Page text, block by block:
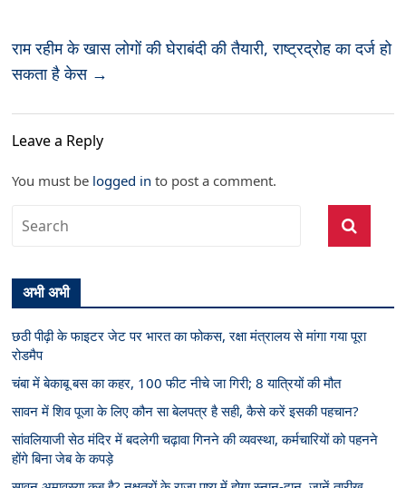
राम रहीम के खास लोगों की घेराबंदी की तैयारी, राष्ट्रद्रोह का दर्ज हो
सकता है केस →
Leave a Reply
You must be logged in to post a comment.
अभी अभी
छठी पीढ़ी के फाइटर जेट पर भारत का फोकस, रक्षा मंत्रालय से मांगा गया पूरा
रोडमैप
चंबा में बेकाबू बस का कहर, 100 फीट नीचे जा गिरी; 8 यात्रियों की मौत
सावन में शिव पूजा के लिए कौन सा बेलपत्र है सही, कैसे करें इसकी पहचान?
सांवलियाजी सेठ मंदिर में बदलेगी चढ़ावा गिनने की व्यवस्था, कर्मचारियों को पहनने
होंगे बिना जेब के कपड़े